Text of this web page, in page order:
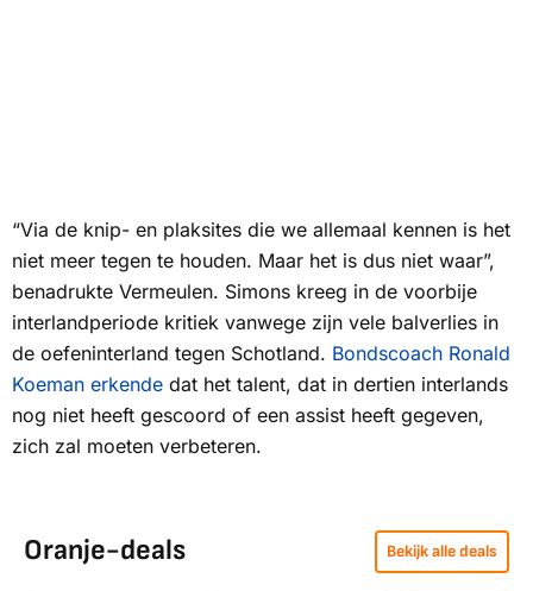
“Via de knip- en plaksites die we allemaal kennen is het
niet meer tegen te houden. Maar het is dus niet waar”,
benadrukte Vermeulen. Simons kreeg in de voorbije
interlandperiode kritiek vanwege zijn vele balverlies in
de oefeninterland tegen Schotland. Bondscoach Ronald
Koeman erkende dat het talent, dat in dertien interlands
nog niet heeft gescoord of een assist heeft gegeven,
zich zal moeten verbeteren.
Oranje-deals Bekijk alle deals